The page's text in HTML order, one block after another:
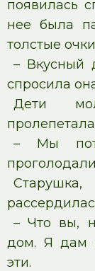
появилась
нее была
толстые
– Вкусный
спросила
Дети
– Мы
– Что вы,
дом. Я дам
эти.